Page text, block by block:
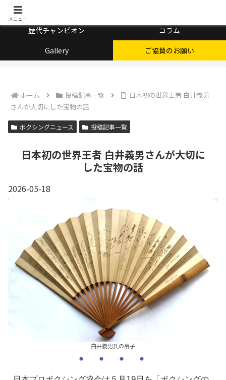
歴代チャンピオン
コラム
Gallery
ご協賛のお願い
ホーム 投稿記事一覧
日本初の世界王者 白井義男
さんが大切にした宝物の話
ボクシングニュース 投稿記事一覧
日本初の世界王者 白井義男さんが大切に
した宝物の話
2026-05-18
白井義男氏の扇子
メニュー